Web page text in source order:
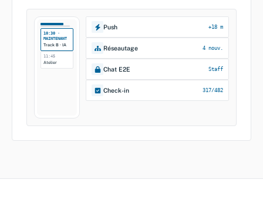
10:30 ·
MAINTENANT
Track B · IA
11:45
Atelier
Push +18 m
Réseautage 4 nouv.
Chat E2E Staff
Check-in 317/482